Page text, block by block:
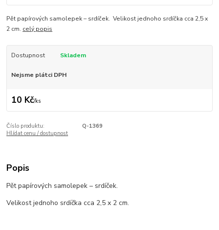
Pět papírových samolepek – srdíček. Velikost jednoho srdíčka cca 2,5 x
2 cm. celý popis
Dostupnost Skladem
Nejsme plátci DPH
10 Kč/ks
Číslo produktu:
Q-1369
Hlídat cenu / dostupnost
Popis
Pět papírových samolepek – srdíček.
Velikost jednoho srdíčka cca 2,5 x 2 cm.